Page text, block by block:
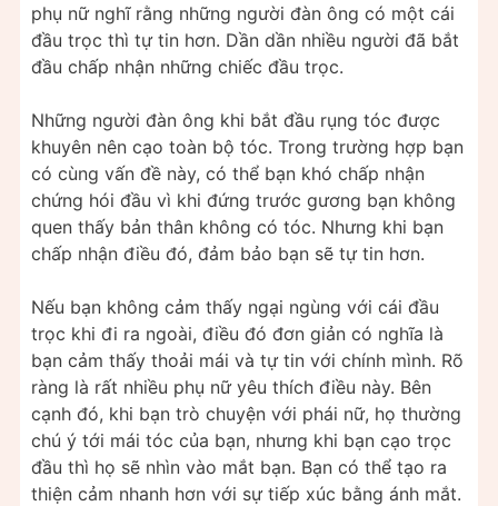
phụ nữ nghĩ rằng những người đàn ông có một cái
đầu trọc thì tự tin hơn. Dần dần nhiều người đã bắt
đầu chấp nhận những chiếc đầu trọc.
Những người đàn ông khi bắt đầu rụng tóc được
khuyên nên cạo toàn bộ tóc. Trong trường hợp bạn
có cùng vấn đề này, có thể bạn khó chấp nhận
chứng hói đầu vì khi đứng trước gương bạn không
quen thấy bản thân không có tóc. Nhưng khi bạn
chấp nhận điều đó, đảm bảo bạn sẽ tự tin hơn.
Nếu bạn không cảm thấy ngại ngùng với cái đầu
trọc khi đi ra ngoài, điều đó đơn giản có nghĩa là
bạn cảm thấy thoải mái và tự tin với chính mình. Rõ
ràng là rất nhiều phụ nữ yêu thích điều này. Bên
cạnh đó, khi bạn trò chuyện với phái nữ, họ thường
chú ý tới mái tóc của bạn, nhưng khi bạn cạo trọc
đầu thì họ sẽ nhìn vào mắt bạn. Bạn có thể tạo ra
thiện cảm nhanh hơn với sự tiếp xúc bằng ánh mắt.